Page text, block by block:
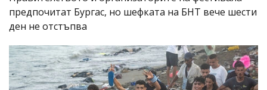
предпочитат Бургас, но шефката на БНТ вече шести
ден не отстъпва